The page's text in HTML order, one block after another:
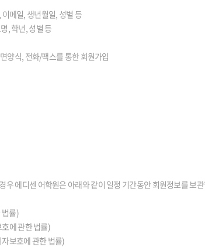
메일, 생년월일, 성별 등
, 학년, 성별 등
양식, 전화/팩스를 통한 회원가입
에디센 어학원은 아래와 같이 일정 기간동안 회원정보를 보
법률)
에 관한 법률)
보호에 관한 법률)